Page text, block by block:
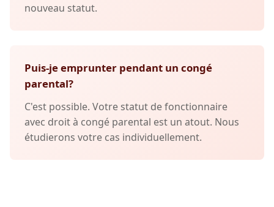
nouveau statut.
Puis-je emprunter pendant un congé
parental?
C'est possible. Votre statut de fonctionnaire
avec droit à congé parental est un atout. Nous
étudierons votre cas individuellement.